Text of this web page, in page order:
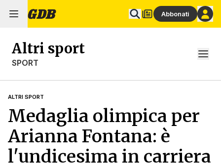
Abbonati
Altri sport
SPORT
ALTRI SPORT
Medaglia olimpica per
Arianna Fontana: è
l'undicesima in carriera